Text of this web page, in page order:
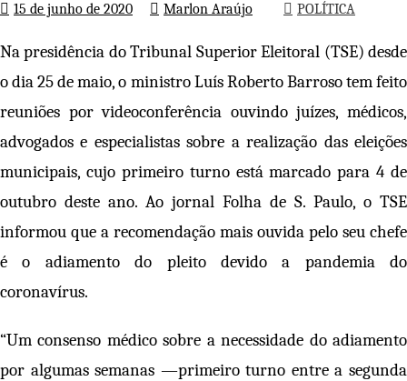
15 de junho de 2020 Marlon Araújo POLÍTICA
Na presidência do Tribunal Superior Eleitoral (TSE) desde
o dia 25 de maio, o ministro Luís Roberto Barroso tem feito
reuniões por videoconferência ouvindo juízes, médicos,
advogados e especialistas sobre a realização das eleições
municipais, cujo primeiro turno está marcado para 4 de
outubro deste ano. Ao jornal Folha de S. Paulo, o TSE
informou que a recomendação mais ouvida pelo seu chefe
é o adiamento do pleito devido a pandemia do
coronavírus.
“Um consenso médico sobre a necessidade do adiamento
por algumas semanas —primeiro turno entre a segunda